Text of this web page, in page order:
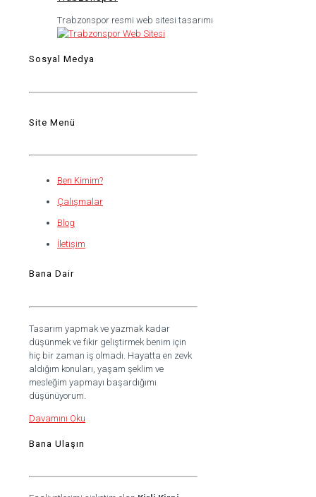
Trabzonspor resmi web sitesi tasarımı
Sosyal Medya
Site Menü
Ben Kimim?
Çalışmalar
Blog
İletişim
Bana Dair
Tasarım yapmak ve yazmak kadar
düşünmek ve fikir geliştirmek benim için
hiç bir zaman iş olmadı. Hayatta en zevk
aldığım konuları, yaşam şeklim ve
mesleğim yapmayı başardığımı
düşünüyorum.
Davamını Oku
Bana Ulaşın